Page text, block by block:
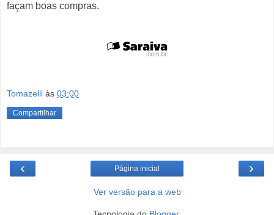
façam boas compras.
Tomazelli às 03:00
Compartilhar
‹ ›
Página inicial
Ver versão para a web